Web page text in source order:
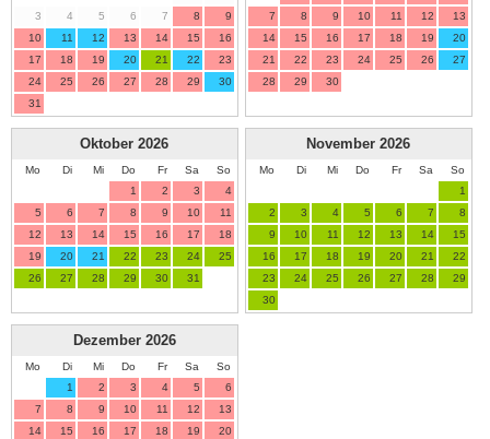
3
4 5 6 7 8
9
10
11 12 13 14 15
16
17
18 19 20 21 22
23
24
25 26 27 28 29
30
31
7
8 9 10 11 12
13
14
15 16 17 18 19
20
21
22 23 24 25 26
27
28
29 30
Oktober 2026
Mo Di Mi Do Fr Sa
So
1
2 3
4
5
6 7 8 9 10
11
12
13 14 15 16 17
18
19
20 21 22 23 24
25
26
27 28 29 30 31
November 2026
Mo Di Mi Do Fr Sa
So
1
2
3 4 5 6 7
8
9
10 11 12 13 14
15
16
17 18 19 20 21
22
23
24 25 26 27 28
29
30
Dezember 2026
Mo Di Mi Do Fr Sa
So
1
2 3 4 5
6
7
8 9 10 11 12
13
14
15 16 17 18 19
20